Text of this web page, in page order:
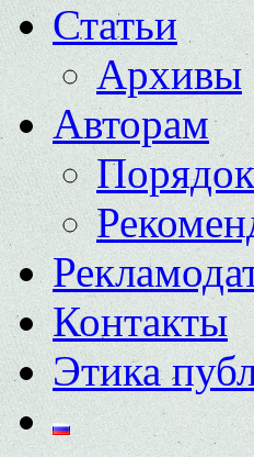
Статьи
Архивы
Авторам
Контакты
Этика